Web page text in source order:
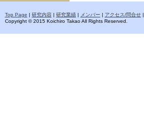
Top Page | 研究内容| 研究業績| メンバー | アクセス/問合せ|
Copyright © 2015 Koichiro Takao All Rights Reserved.